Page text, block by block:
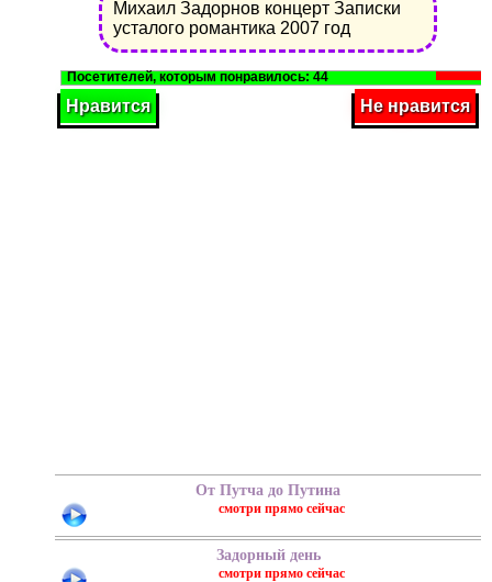
Михаил Задорнов концерт Записки
усталого романтика 2007 год
44
От Путча до Путина
Задорный день